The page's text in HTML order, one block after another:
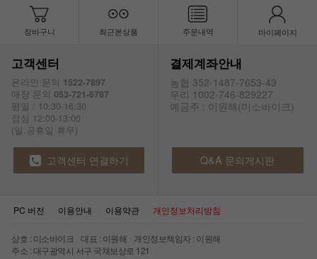
장바구니 최근본상품 주문내역 마이페이지
고객센터
온라인 문의 1522-7897
매장 문의 053-721-6787
평일 : 10:30-16:30
점심 12:00-13:00
(일.공휴일 휴무)
결제계좌안내
농협 352-1487-7653-43
우리 1002-746-829227
예금주 : 이원해(미소바이크)
고객센터 연결하기 Q&A 문의게시판
PC 버전 이용안내 이용약관 개인정보처리방침
상호 : 미소바이크 대표 : 이원해 개인정보책임자 : 이원해
주소 : 대구광역시 서구 국채보상로 121